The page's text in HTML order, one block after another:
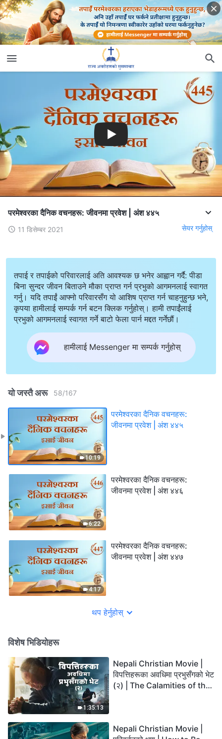
परमेश्‍वरका दैनिक वचनहरू: जीवनमा प्रवेश | अंश ४४५
11 डिसेम्बर 2021 सेयर गर्नुहोस्
तपाई र तपाईको परिवारलाई अति आवश्यक छ भनेर आह्वान गर्दै: पीडा
बिना सुन्दर जीवन बिताउने मौका प्राप्त गर्न प्रभुको आगमनलाई स्वागत
गर्नु। यदि तपाईं आफ्नो परिवारसँग यो आशिष प्राप्त गर्न चाहनुहुन्छ भने,
कृपया हामीलाई सम्पर्क गर्न बटन क्लिक गर्नुहोस्। हामी तपाईंलाई
प्रभुको आगमनलाई स्वागत गर्ने बाटो फेला पार्न मद्दत गर्नेछौं।
हामीलाई Messenger मा सम्पर्क गर्नुहोस्
यो जस्तै अरू 58/167
10:19
परमेश्‍वरका दैनिक वचनहरू:
जीवनमा प्रवेश | अंश ४४५
6:22
परमेश्‍वरका दैनिक वचनहरू:
जीवनमा प्रवेश | अंश ४४६
4:17
परमेश्‍वरका दैनिक वचनहरू:
जीवनमा प्रवेश | अंश ४४७
थप हेर्नुहोस्
विशेष भिडियोहरू
1:35:13
Nepali Christian Movie |
विपत्तिहरूका अवधिमा प्रभुसँगको भेट
(२) | The Calamities of the
Nepali Christian Movie |